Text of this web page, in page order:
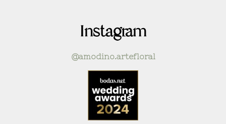
Instagram
@amodino.artefloral